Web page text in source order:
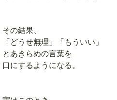
その結果、
「どうせ無理」「もういい」
とあきらめの言葉を
口にするようになる。